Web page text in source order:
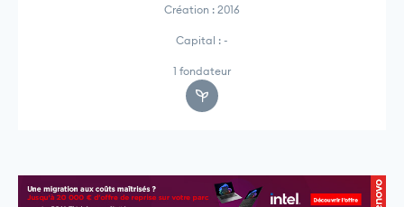
Création : 2016
Capital : -
1 fondateur